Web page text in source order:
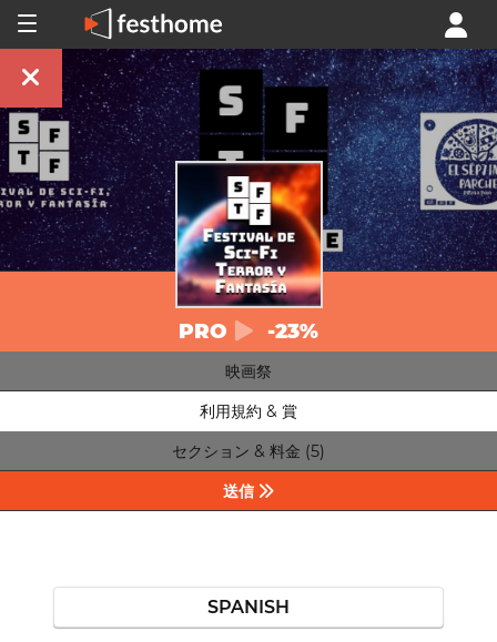
PRO -23%
映画祭
利用規約 & 賞
セクション & 料金 (5)
送信
SPANISH